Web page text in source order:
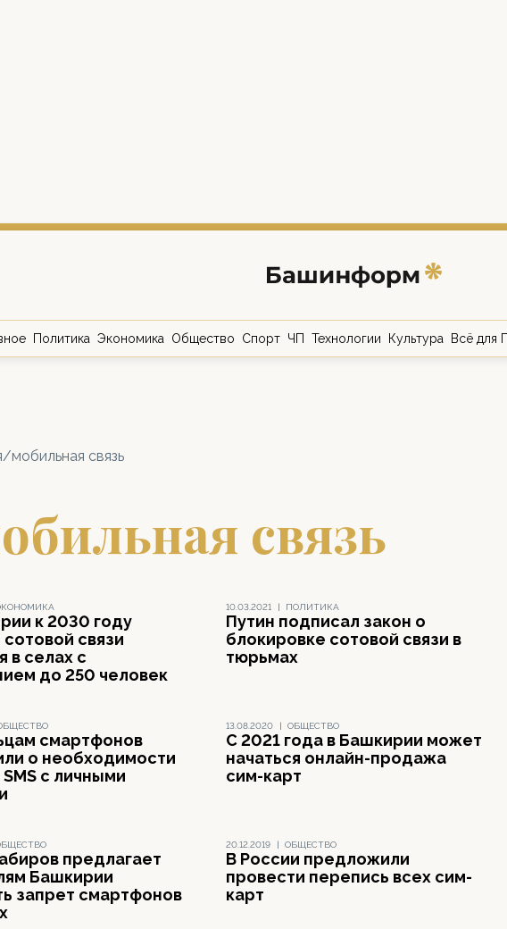
Политика Экономика Общество Спорт ЧП Технологии Культура Всё для
/мобильная связь
связь
к 2030 году
сотовой связи
в селах с
до 250 человек
10.03.2021 | ПОЛИТИКА
Путин подписал закон о
блокировке сотовой связи в
тюрьмах
смартфонов
о необходимости
с личными
13.08.2020 | ОБЩЕСТВО
С 2021 года в Башкирии может
начаться онлайн-продажа
сим-карт
предлагает
Башкирии
запрет смартфонов
20.12.2019 | ОБЩЕСТВО
В России предложили
провести перепись всех сим-
карт